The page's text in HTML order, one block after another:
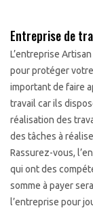
Entreprise de
L’entreprise
pour protéger
important de faire
travail car ils
réalisation des
des tâches à
Rassurez-vous,
qui ont des
somme à payer
l’entreprise pour